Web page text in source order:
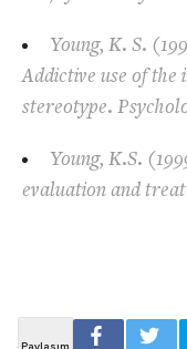
Young, K. S.
Addictive use of the
stereotype.
Young, K.S.
evaluation and